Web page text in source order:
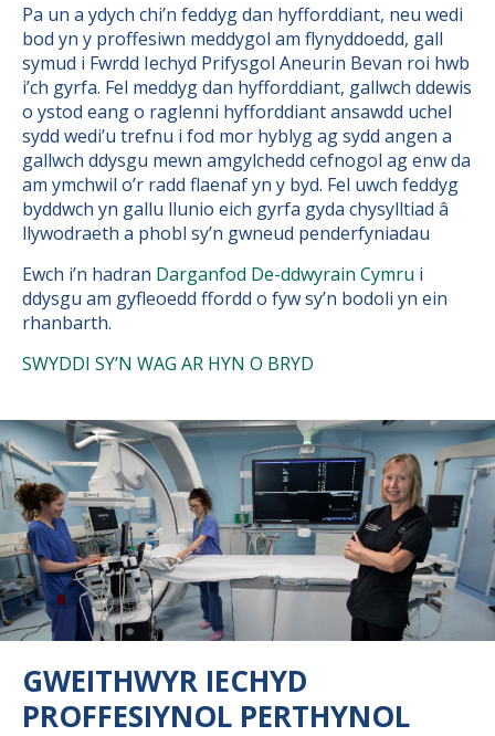
Pa un a ydych chi’n feddyg dan hyfforddiant, neu wedi
bod yn y proffesiwn meddygol am flynyddoedd, gall
symud i Fwrdd Iechyd Prifysgol Aneurin Bevan roi hwb
i’ch gyrfa. Fel meddyg dan hyfforddiant, gallwch ddewis
o ystod eang o raglenni hyfforddiant ansawdd uchel
sydd wedi’u trefnu i fod mor hyblyg ag sydd angen a
gallwch ddysgu mewn amgylchedd cefnogol ag enw da
am ymchwil o’r radd flaenaf yn y byd. Fel uwch feddyg
byddwch yn gallu llunio eich gyrfa gyda chysylltiad â
llywodraeth a phobl sy’n gwneud penderfyniadau
Ewch i’n hadran Darganfod De-ddwyrain Cymru i
ddysgu am gyfleoedd ffordd o fyw sy’n bodoli yn ein
rhanbarth.
SWYDDI SY’N WAG AR HYN O BRYD
GWEITHWYR IECHYD
PROFFESIYNOL PERTHYNOL